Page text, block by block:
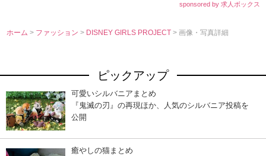
sponsored by 求人ボックス
ホーム > ファッション> DISNEY GIRLS PROJECT> 画像・写真詳細
ピックアップ
可愛いシルバニアまとめ
『鬼滅の刃』の再現ほか、人気のシルバニア投稿を
公開
癒やしの猫まとめ